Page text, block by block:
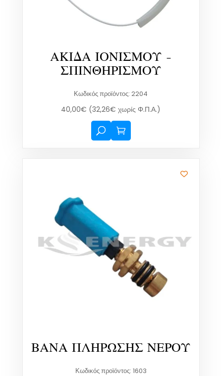
ΑΚΙΔΑ ΙΟΝΙΣΜΟΥ –
ΣΠΙΝΘΗΡΙΣΜΟΥ
Κωδικός προϊόντος: 2204
40,00€ (32,26€ χωρίς Φ.Π.Α.)
ΒΑΝΑ ΠΛΗΡΩΣΗΣ ΝΕΡΟΥ
Κωδικός προϊόντος: 1603